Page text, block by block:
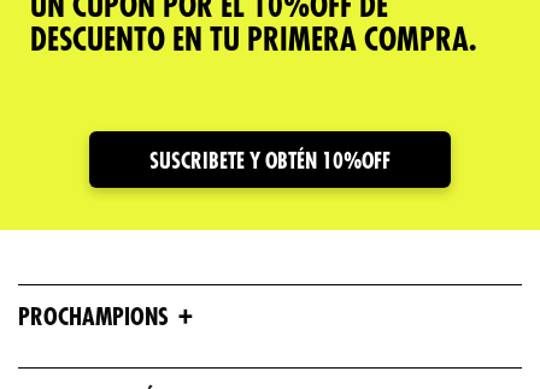
UN CUPÓN POR EL 10%OFF DE
DESCUENTO EN TU PRIMERA COMPRA.
SUSCRIBETE Y OBTÉN 10%OFF
PROCHAMPIONS +